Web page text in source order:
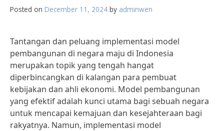
Posted on December 11, 2024 by adminwen
Tantangan dan peluang implementasi model
pembangunan di negara maju di Indonesia
merupakan topik yang tengah hangat
diperbincangkan di kalangan para pembuat
kebijakan dan ahli ekonomi. Model pembangunan
yang efektif adalah kunci utama bagi sebuah negara
untuk mencapai kemajuan dan kesejahteraan bagi
rakyatnya. Namun, implementasi model